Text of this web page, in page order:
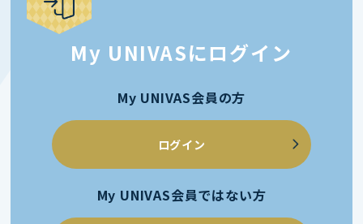
My UNIVASにログイン
My UNIVAS会員の方
ログイン
My UNIVAS会員ではない方